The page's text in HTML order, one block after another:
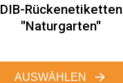
DIB-Rückenetiketten
"Naturgarten"
AUSWÄHLEN